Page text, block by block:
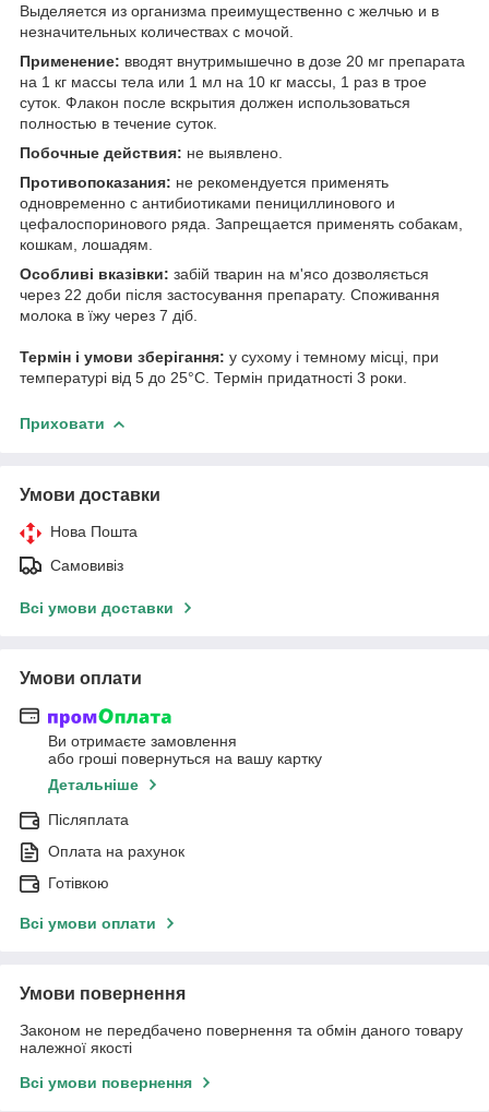
Выделяется из организма преимущественно с желчью и в
незначительных количествах с мочой.
Применение: вводят внутримышечно в дозе 20 мг препарата
на 1 кг массы тела или 1 мл на 10 кг массы, 1 раз в трое
суток. Флакон после вскрытия должен использоваться
полностью в течение суток.
Побочные действия: не выявлено.
Противопоказания: не рекомендуется применять
одновременно с антибиотиками пенициллинового и
цефалоспоринового ряда. Запрещается применять собакам,
кошкам, лошадям.
Особливі вказівки: забій тварин на м'ясо дозволяється
через 22 доби після застосування препарату. Споживання
молока в їжу через 7 діб.
Термін і умови зберігання: у сухому і темному місці, при
температурі від 5 до 25°С. Термін придатності 3 роки.
Приховати
Умови доставки
Нова Пошта
Самовивіз
Всі умови доставки
Умови оплати
Ви отримаєте замовлення
або гроші повернуться на вашу картку
Детальніше
Післяплата
Оплата на рахунок
Готівкою
Всі умови оплати
Умови повернення
Законом не передбачено повернення та обмін даного товару
належної якості
Всі умови повернення